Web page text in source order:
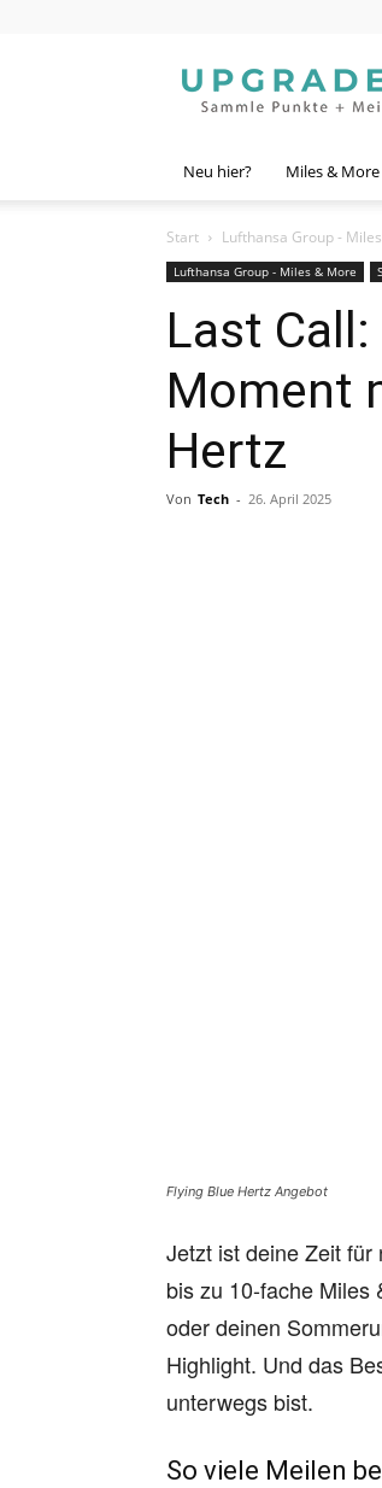
Neu hier? Miles & More
Start Lufthansa Group -
Lufthansa Group - Miles & More
Last Call:
Moment
Hertz
Von Tech - 26. April 2025
Flying Blue Hertz Angebot
Jetzt ist deine Zeit für
bis zu 10-fache Miles
oder deinen
Highlight. Und das
unterwegs bist.
So viele Meilen